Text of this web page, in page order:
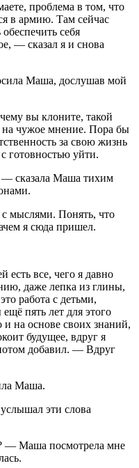
проблема в том, что
в армию. Там сейчас
себя
— сказал я и снова
Маша, дослушав мой
вы клоните, такой
чужое мнение. Пора бы
за свою жизнь
готовностью уйти.
сказала Маша тихим
с мыслями. Понять, что
я сюда пришел.
есть все, чего я давно
даже лепка из глины,
работа с детьми,
пять лет для этого
и на основе своих знаний,
будущее, вдруг я
добавил. — Вдруг
Маша.
эти слова
— Маша посмотрела мне